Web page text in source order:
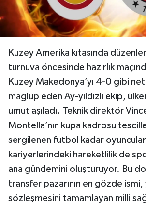
Kuzey Amerika kıtasında
turnuva öncesinde hazırlık
Kuzey Makedonya’yı 4-0 gibi
mağlup eden Ay-yıldızlı ekip,
umut aşıladı. Teknik direktör
Montella’nın kupa kadrosu
sergilenen futbol kadar
kariyerlerindeki hareketlilik de
ana gündemini oluşturuyor. Bu
transfer pazarının en gözde ismi,
sözleşmesini tamamlayan milli